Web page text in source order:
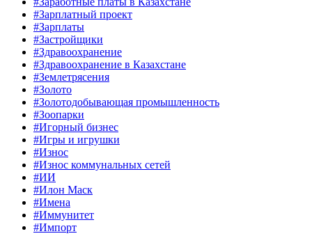
#Зарплатный проект
#Зарплаты
#Застройщики
#Здравоохранение
#Здравоохранение в Казахстане
#Землетрясения
#Золото
#Золотодобывающая промышленность
#Зоопарки
#Игорный бизнес
#Игры и игрушки
#Износ
#Износ коммунальных сетей
#ИИ
#Илон Маск
#Имена
#Иммунитет
#Импорт